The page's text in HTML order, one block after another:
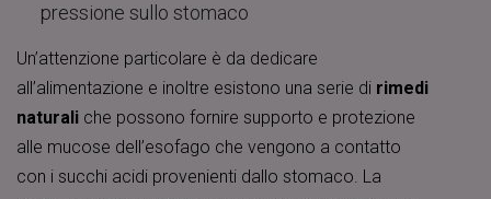
pressione sullo stomaco
Un’attenzione particolare è da dedicare
all’alimentazione e inoltre esistono una serie di rimedi
naturali che possono fornire supporto e protezione
alle mucose dell’esofago che vengono a contatto
con i succhi acidi provenienti dallo stomaco. La